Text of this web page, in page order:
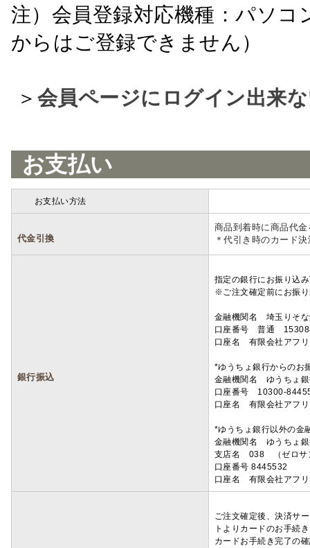
注）会員登録対応機種：パソ
からはご登録できません）
＞ 会員ページにログイン出来
お支払い
お支払い方法
代金引換
商品到着時に商品代
＊代引き時のカード
銀行振込
指定の銀行にお振り込
※ご注文確定前にお振
金融機関名 埼玉りそ
口座番号 普通
口座名 有限会社アフ
*ゆうちょ銀行からのお
金融機関名 ゆうちょ
口座番号 10300-
口座名 有限会社アフ
*ゆうちょ銀行以外の金
金融機関名 ゆうちょ
支店名 038 （ゼロサ
口座番号 8445532
口座名 有限会社アフ
ご注文確定後、決済サ
トよりカードのお手続
カードお手続き完了の